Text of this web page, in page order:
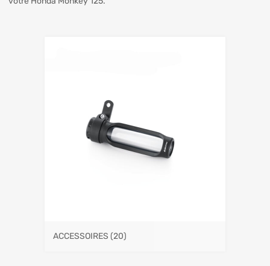
ACCESSOIRES (20)